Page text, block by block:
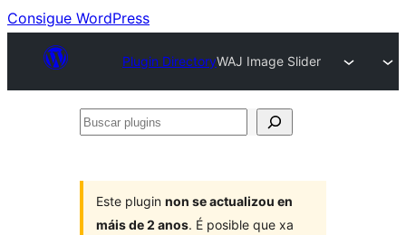
Consigue WordPress
Plugin DirectoryWAJ Image Slider
Buscar
Este plugin non se actualizou en
máis de 2 anos. É posible que xa